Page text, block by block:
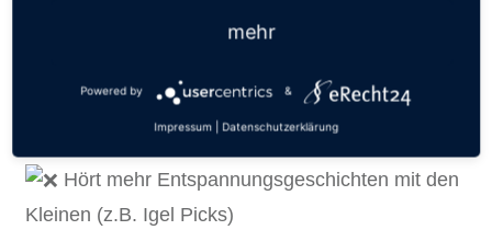
etc. sondern mit ganz viel Liebe und
Macht mehr Kinderentspannungsübungen
Hört mehr Entspannungsgeschichten mit den
Kleinen (z.B. Igel Picks)
mehr
Powered by &
Impressum | Datenschutzerklärung